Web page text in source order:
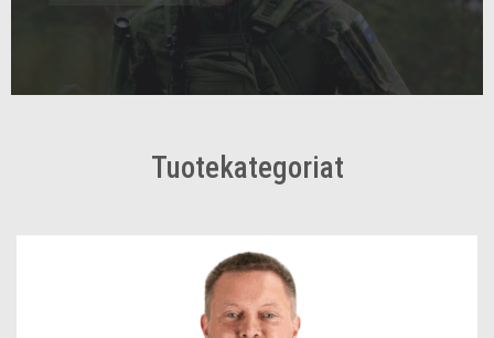
Tuotekategoriat